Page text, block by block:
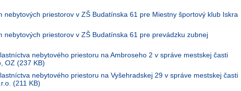
nebytových priestorov v ZŠ Budatínska 61 pre Miestny športový klub Iskra
nebytových priestorov v ZŠ Budatínska 61 pre prevádzku zubnej
nebytového priestoru na Ambroseho 2 v správe mestskej časti
OZ (237 KB)
nebytového priestoru na Vyšehradskej 29 v správe mestskej časti
(211 KB)